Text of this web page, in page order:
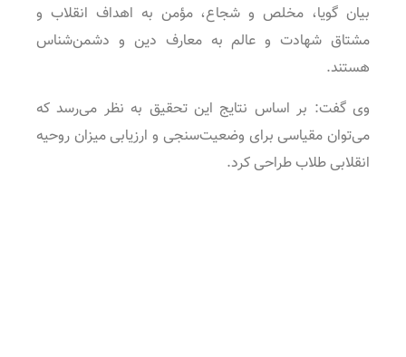
بیان گویا، مخلص و شجاع، مؤمن به اهداف انقلاب و
مشتاق شهادت و عالم به معارف دین و دشمن‌شناس
هستند.
وی گفت: بر اساس نتایج این تحقیق به نظر می‌رسد که
می‌توان مقیاسی برای وضعیت‌سنجی و ارزیابی میزان روحیه
انقلابی طلاب طراحی کرد.